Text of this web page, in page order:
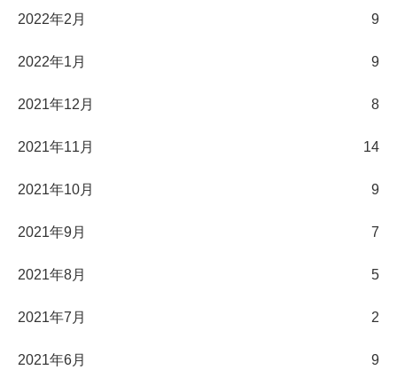
2022年2月 9
2022年1月 9
2021年12月 8
2021年11月 14
2021年10月 9
2021年9月 7
2021年8月 5
2021年7月 2
2021年6月 9